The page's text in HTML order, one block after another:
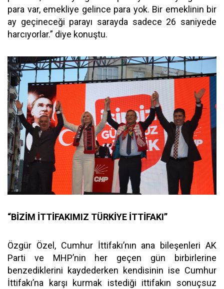
para var, emekliye gelince para yok. Bir emeklinin bir
ay geçineceği parayı sarayda sadece 26 saniyede
harcıyorlar.” diye konuştu.
“BİZİM İTTİFAKIMIZ TÜRKİYE İTTİFAKI”
Özgür Özel, Cumhur İttifakı’nın ana bileşenleri AK
Parti ve MHP’nin her geçen gün birbirlerine
benzediklerini kaydederken kendisinin ise Cumhur
İttifakı’na karşı kurmak istediği ittifakın sonuçsuz